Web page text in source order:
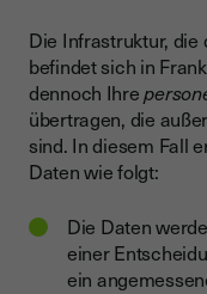
Die Infrastruktur, die
befindet sich in
dennoch Ihre
übertragen, die
sind. In diesem Fall
Daten wie folgt:
Die Daten
einer
ein